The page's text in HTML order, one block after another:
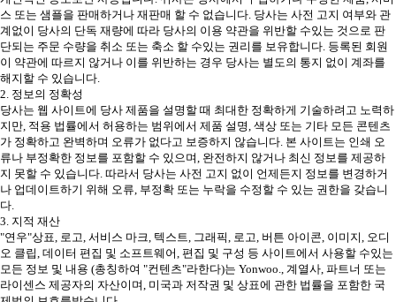
스 또는 샘플을 판매하거나 재판매 할 수 없습니다. 당사는 사전 고지 여부와 관
계없이 당사의 단독 재량에 따라 당사의 이용 약관을 위반할 수있는 것으로 판
단되는 주문 수량을 취소 또는 축소 할 수있는 권리를 보유합니다. 등록된 회원
이 약관에 따르지 않거나 이를 위반하는 경우 당사는 별도의 통지 없이 계좌를
해지할 수 있습니다.
2. 정보의 정확성
당사는 웹 사이트에 당사 제품을 설명할 때 최대한 정확하게 기술하려고 노력하
지만, 적용 법률에서 허용하는 범위에서 제품 설명, 색상 또는 기타 모든 콘텐츠
가 정확하고 완벽하며 오류가 없다고 보증하지 않습니다. 본 사이트는 인쇄 오
류나 부정확한 정보를 포함할 수 있으며, 완전하지 않거나 최신 정보를 제공하
지 못할 수 있습니다. 따라서 당사는 사전 고지 없이 언제든지 정보를 변경하거
나 업데이트하기 위해 오류, 부정확 또는 누락을 수정할 수 있는 권한을 갖습니
다.
3. 지적 재산
"연우"상표, 로고, 서비스 마크, 텍스트, 그래픽, 로고, 버튼 아이콘, 이미지, 오디
오 클립, 데이터 편집 및 소프트웨어, 편집 및 구성 등 사이트에서 사용할 수있는
모든 정보 및 내용 (총칭하여 "컨텐츠"라한다)는 Yonwoo., 계열사, 파트너 또는
라이센스 제공자의 자산이며, 미국과 저작권 및 상표에 관한 법률을 포함한 국